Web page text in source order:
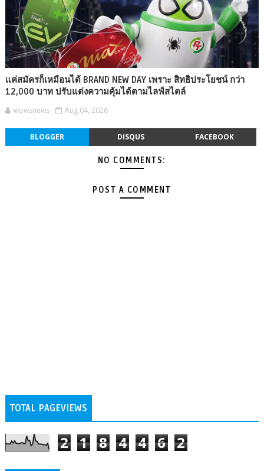
แค่สมัครก็เหมือนได้ BRAND NEW DAY เพราะ สิทธิประโยชน์ กว่า
12,000 บาท ปรับแต่งความคุ้มได้ตามไลฟ์สไตล์
wowsnews Aug 04, 2026
BLOGGER DISQUS FACEBOOK
NO COMMENTS:
POST A COMMENT
TOTAL PAGEVIEWS
2 1 8 4 4 6 2